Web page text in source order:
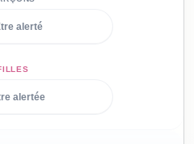
alerté
alertée